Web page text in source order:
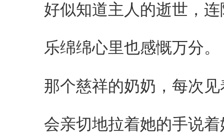
好似知道主人的逝世，连
乐绵绵心里也感慨万分。
那个慈祥的奶奶，每次见
会亲切地拉着她的手说着